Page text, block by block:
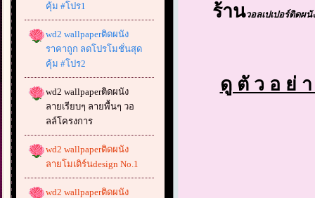
คุ้ม #โปร1
wd2 wallpaperติดผนัง
ราคาถูก ลดโปรโมชั่นสุด
คุ้ม #โปร2
wd2 wallpaperติดผนัง
ลายเรียบๆ ลายพื้นๆ วอ
ลล์โครงการ
wd2 wallpaperติดผนัง
ลายโมเดิร์นdesign No.1
wd2 wallpaperติดผนัง
ร้านวอลเปเปอร์ติดผนั
ดู ตั ว อ ย่